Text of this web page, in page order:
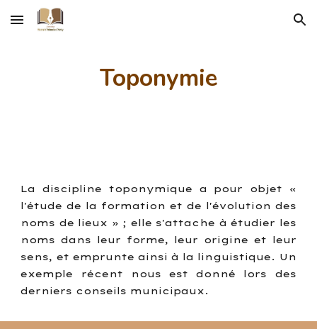
Skip to main content Skip to navigation
Toponymie
La discipline toponymique a pour objet «
l'étude de la formation et de l'évolution des
noms de lieux » ; elle s'attache à étudier les
noms dans leur forme, leur origine et leur
sens, et emprunte ainsi à la linguistique. Un
exemple récent nous est donné lors des
derniers conseils municipaux.